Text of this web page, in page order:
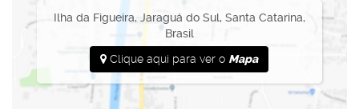
Ilha da Figueira, Jaraguá do Sul, Santa Catarina,
Brasil
Clique aqui para ver o Mapa